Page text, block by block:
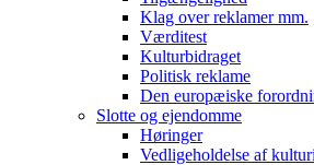
Klag over reklamer mm.
Værditest
Kulturbidraget
Politisk reklame
Den europæiske
Slotte og ejendomme
Høringer
Vedligeholdelse af